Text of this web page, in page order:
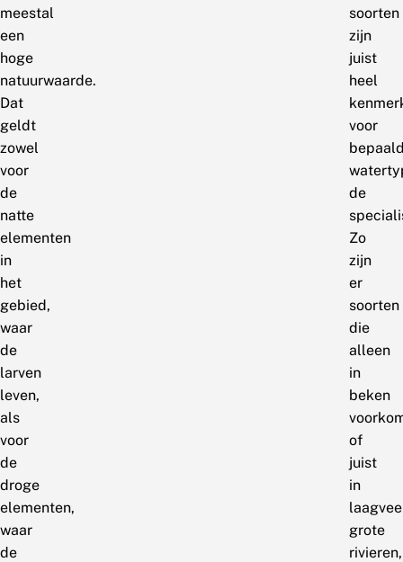
meestal
een
hoge
natuurwaarde.
Dat
geldt
zowel
voor
de
natte
elementen
in
het
gebied,
waar
de
larven
leven,
als
voor
de
droge
elementen,
waar
de
soorten
zijn
juist
heel
voor
de
Zo
zijn
er
soorten
die
alleen
in
beken
of
juist
in
grote
rivieren,